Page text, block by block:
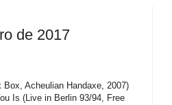
de 2017
Acheulian Handaxe, 2007)
Is (Live in Berlin 93/94, Free